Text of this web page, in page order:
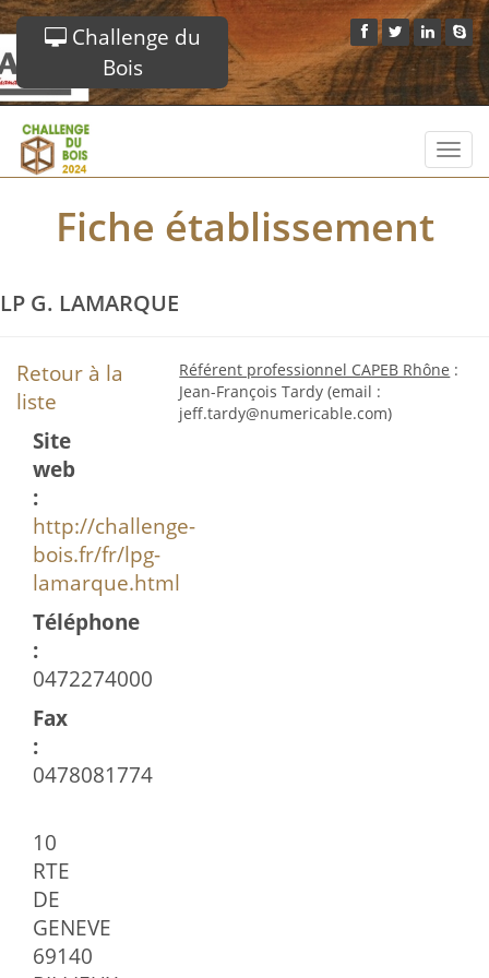
Challenge du
Bois
Fiche établissement
LP G. LAMARQUE
Retour à la
liste
Site
web
:
http://challenge-
bois.fr/fr/lpg-
lamarque.html
Téléphone
:
0472274000
Fax
:
0478081774
10
RTE
DE
GENEVE
69140
Référent professionnel CAPEB Rhône :
Jean-François Tardy (email :
jeff.tardy@numericable.com)